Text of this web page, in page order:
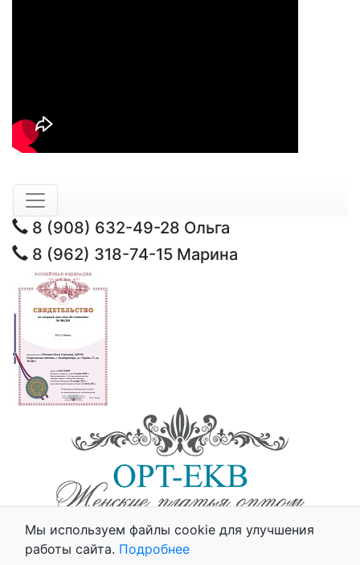
8 (908) 632-49-28 Ольга
8 (962) 318-74-15 Марина
Политика использования cookie
Мы используем файлы cookie для улучшения
работы сайта. Подробнее